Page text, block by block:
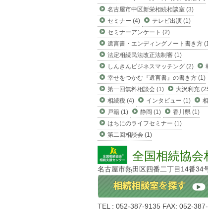
名古屋市中区新栄相続相談室 (3)
セミナー (4)
テレビ出演 (1)
セミナーアンケート (2)
遺言書・エンディングノート書き方
法定相続民法改正法制審 (1)
しんきんビジネスマッチング (2)
幸せをつかむ『遺言書』の書き方 (1)
第一回無料相談会 (1)
大沢利充
相続税 (4)
インタビュー (1)
戸籍 (1)
静岡 (1)
香川県 (1)
はちにのライフセミナー (1)
第二回相談会 (1)
全国相続協会
名古屋市熱田区四番二丁目14番34
TEL : 052-387-9135 FAX: 052-